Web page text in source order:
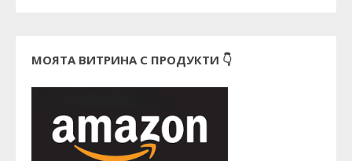
МОЯТА ВИТРИНА С ПРОДУКТИ 👇